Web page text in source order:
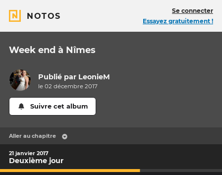
NOTOS
Se connecter
Essayez gratuitement !
Week end à Nîmes
Publié par LeonieM
le 02 décembre 2017
Suivre cet album
Aller au chapitre
21 janvier 2017
Deuxième jour